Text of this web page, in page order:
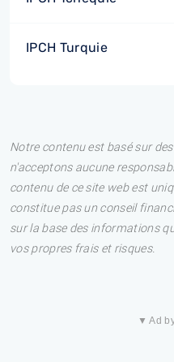
IPCH Turquie
Notre contenu est basé sur
n'acceptons aucune
contenu de ce site web est
constitue pas un conseil
sur la base des informations
vos propres frais et risques.
▼ Ad